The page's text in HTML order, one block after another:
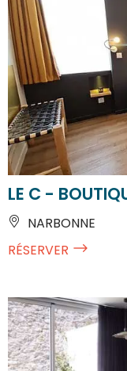
LE C -
NARBONNE
RÉSERVER